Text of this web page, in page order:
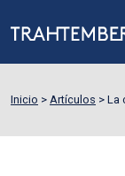
Inicio > Artículos > La